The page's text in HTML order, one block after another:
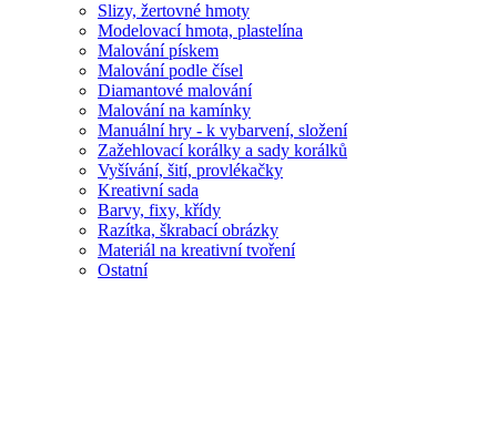
Slizy, žertovné hmoty
Modelovací hmota, plastelína
Malování pískem
Malování podle čísel
Diamantové malování
Malování na kamínky
Manuální hry - k vybarvení, složení
Zažehlovací korálky a sady korálků
Vyšívání, šití, provlékačky
Kreativní sada
Barvy, fixy, křídy
Razítka, škrabací obrázky
Materiál na kreativní tvoření
Ostatní